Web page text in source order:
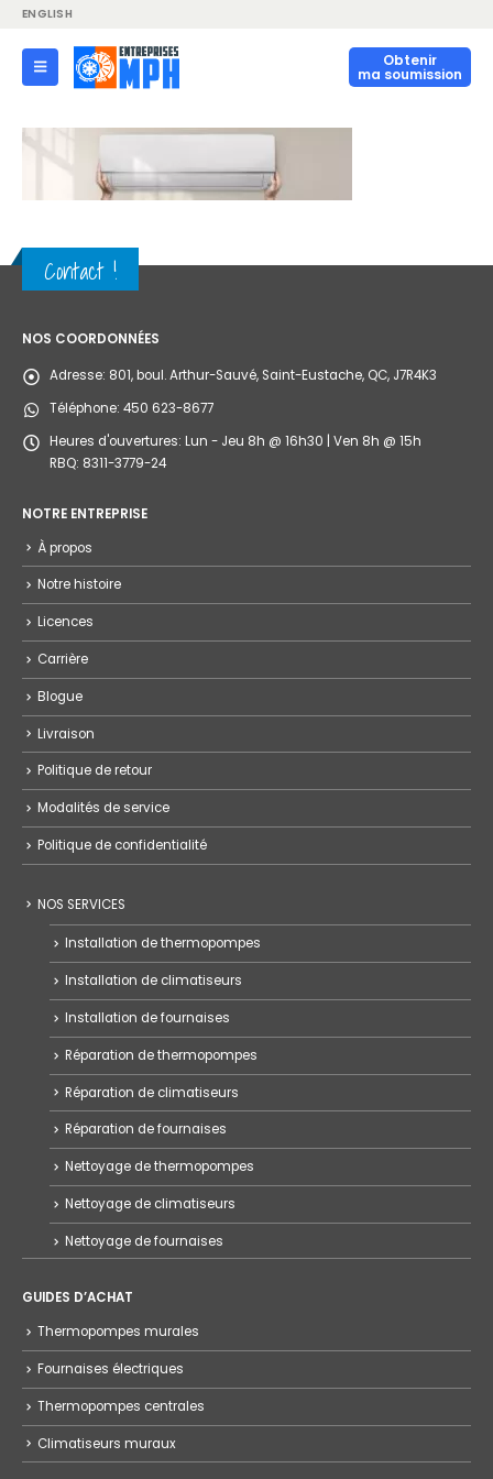
ENGLISH
Obtenir
ma soumission
Contact !
NOS COORDONNÉES
Adresse: 801, boul. Arthur-Sauvé, Saint-Eustache, QC, J7R4K3
Téléphone: 450 623-8677
Heures d'ouvertures: Lun - Jeu 8h @ 16h30 | Ven 8h @ 15h
RBQ: 8311-3779-24
NOTRE ENTREPRISE
À propos
Notre histoire
Licences
Carrière
Blogue
Livraison
Politique de retour
Modalités de service
Politique de confidentialité
NOS SERVICES
Installation de thermopompes
Installation de climatiseurs
Installation de fournaises
Réparation de thermopompes
Réparation de climatiseurs
Réparation de fournaises
Nettoyage de thermopompes
Nettoyage de climatiseurs
Nettoyage de fournaises
GUIDES D’ACHAT
Thermopompes murales
Fournaises électriques
Thermopompes centrales
Climatiseurs muraux